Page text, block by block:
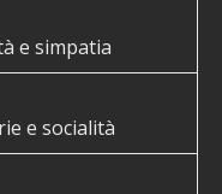
e simpatia
e socialità